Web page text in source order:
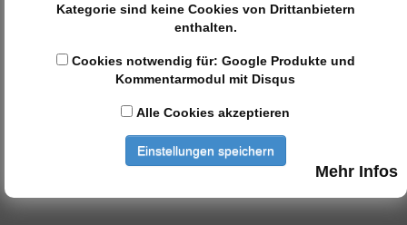
Kategorie sind keine Cookies von Drittanbietern
enthalten.
Cookies notwendig für: Google Produkte und
Kommentarmodul mit Disqus
Alle Cookies akzeptieren
Einstellungen speichern
Mehr Infos